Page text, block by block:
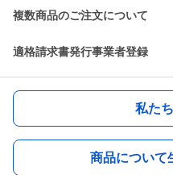
複数商品のご注文について
適格請求書発行事業者登録
私た
商品について